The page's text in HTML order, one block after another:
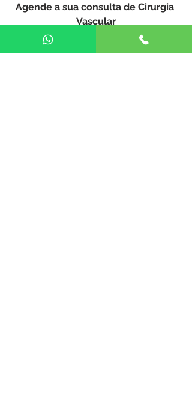
Agende a sua consulta de Cirurgia
Vascular